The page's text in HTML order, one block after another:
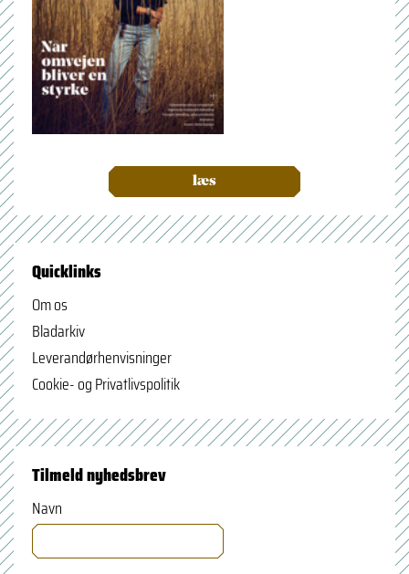
læs
Quicklinks
Om os
Bladarkiv
Leverandørhenvisninger
Cookie- og Privatlivspolitik
Tilmeld nyhedsbrev
Navn